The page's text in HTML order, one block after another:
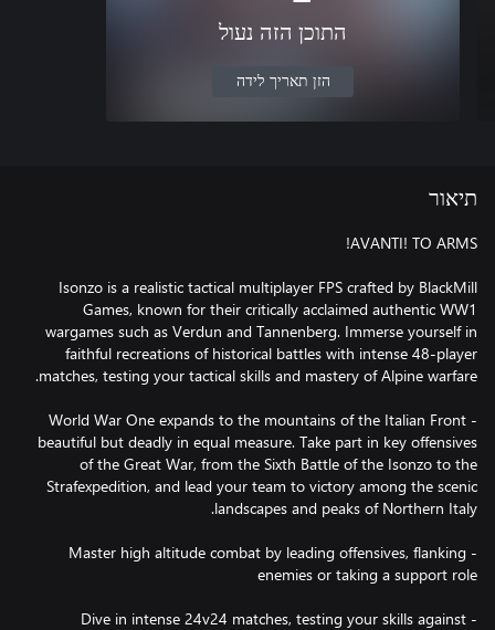
התוכן הזה נעול
הזן תאריך לידה
תיאור
Isonzo is a realistic tactical multiplayer FPS crafted by BlackMill
Games, known for their critically acclaimed authentic WW1
wargames such as Verdun and Tannenberg. Immerse yourself in
faithful recreations of historical battles with intense 48-player
World War One expands to the mountains of the Italian Front -
beautiful but deadly in equal measure. Take part in key offensives
of the Great War, from the Sixth Battle of the Isonzo to the
Strafexpedition, and lead your team to victory among the scenic
- Master high altitude combat by leading offensives, flanking
- Dive in intense 24v24 matches, testing your skills against